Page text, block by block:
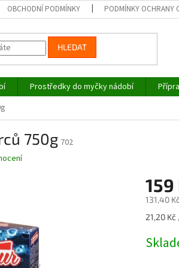
OBCHODNÍ PODMÍNKY PODMÍNKY OCHRANY
HLEDAT
Prostředky do myčky nádobí
750g 702
159
131,40
Měrná
21,20 Kč